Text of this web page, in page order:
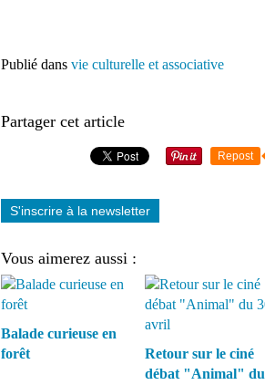
Publié dans vie culturelle et associative
Partager cet article
Repost
S'inscrire à la newsletter
Vous aimerez aussi :
Balade curieuse en
forêt
Retour sur le ciné
débat "Animal" du